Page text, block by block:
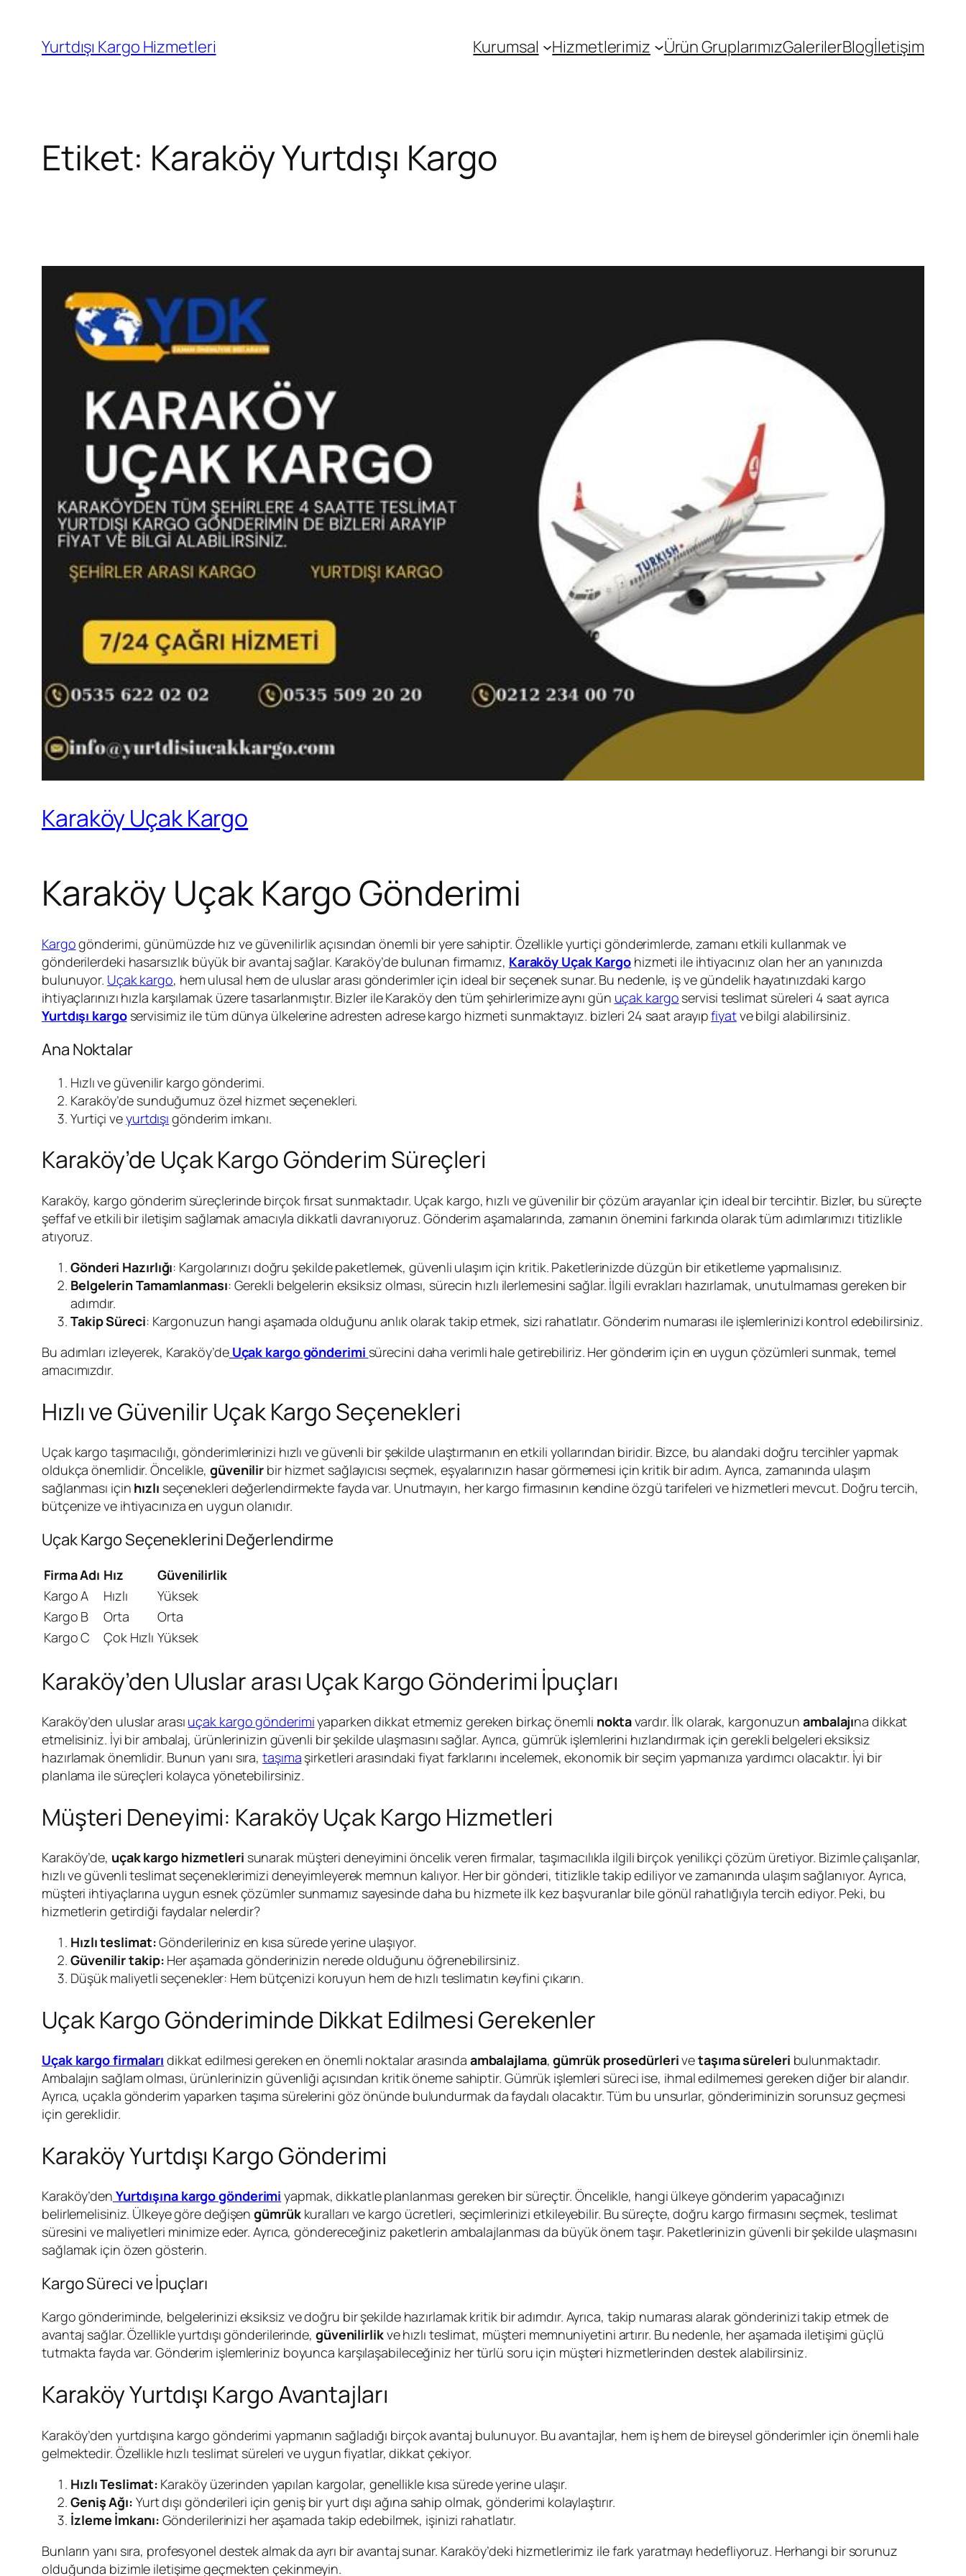
Yurtdışı Kargo Hizmetleri Kurumsal Hizmetlerimiz Ürün GruplarımızGalerilerBlogİletişim
Etiket: Karaköy Yurtdışı Kargo
Karaköy Uçak Kargo
Karaköy Uçak Kargo Gönderimi
Kargogönderimi, günümüzde hız ve güvenilirlik açısından önemli bir yere sahiptir. Özellikle yurtiçi gönderimlerde, zamanı etkili kullanmak ve
gönderilerdeki hasarsızlık büyük bir avantaj sağlar. Karaköy’de bulunan firmamız, Karaköy Uçak Kargo hizmeti ile ihtiyacınız olan her an yanınızda
bulunuyor. Uçak kargo, hem ulusal hem de uluslar arası gönderimler için ideal bir seçenek sunar. Bu nedenle, iş ve gündelik hayatınızdaki kargo
ihtiyaçlarınızı hızla karşılamak üzere tasarlanmıştır. Bizler ile Karaköy den tüm şehirlerimize aynı gün uçak kargo servisi teslimat süreleri 4 saat ayrıca
Yurtdışı kargoservisimiz ile tüm dünya ülkelerine adresten adrese kargo hizmeti sunmaktayız. bizleri 24 saat arayıpfiyatve bilgi alabilirsiniz.
Ana Noktalar
Hızlı ve güvenilir kargo gönderimi.
Karaköy’de sunduğumuz özel hizmet seçenekleri.
Yurtiçi veyurtdışı gönderim imkanı.
Karaköy’de Uçak Kargo Gönderim Süreçleri
Karaköy, kargo gönderim süreçlerinde birçok fırsat sunmaktadır. Uçak kargo, hızlı ve güvenilir bir çözüm arayanlar için ideal bir tercihtir. Bizler, bu süreçte
şeffaf ve etkili bir iletişim sağlamak amacıyla dikkatli davranıyoruz. Gönderim aşamalarında, zamanın önemini farkında olarak tüm adımlarımızı titizlikle
atıyoruz.
Gönderi Hazırlığı: Kargolarınızı doğru şekilde paketlemek, güvenli ulaşım için kritik. Paketlerinizde düzgün bir etiketleme yapmalısınız.
Belgelerin Tamamlanması: Gerekli belgelerin eksiksiz olması, sürecin hızlı ilerlemesini sağlar. İlgili evrakları hazırlamak, unutulmaması gereken bir
adımdır.
Takip Süreci: Kargonuzun hangi aşamada olduğunu anlık olarak takip etmek, sizi rahatlatır. Gönderim numarası ile işlemlerinizi kontrol edebilirsiniz.
Bu adımları izleyerek, Karaköy’deUçak kargo gönderimi sürecini daha verimli hale getirebiliriz. Her gönderim için en uygun çözümleri sunmak, temel
amacımızdır.
Hızlı ve Güvenilir Uçak Kargo Seçenekleri
Uçak kargo taşımacılığı, gönderimlerinizi hızlı ve güvenli bir şekilde ulaştırmanın en etkili yollarından biridir. Bizce, bu alandaki doğru tercihler yapmak
oldukça önemlidir. Öncelikle, güvenilir bir hizmet sağlayıcısı seçmek, eşyalarınızın hasar görmemesi için kritik bir adım. Ayrıca, zamanında ulaşım
sağlanması için hızlı seçenekleri değerlendirmekte fayda var. Unutmayın, her kargo firmasının kendine özgü tarifeleri ve hizmetleri mevcut. Doğru tercih,
bütçenize ve ihtiyacınıza en uygun olanıdır.
Uçak Kargo Seçeneklerini Değerlendirme
Firma Adı Hız
Güvenilirlik
Kargo A
Hızlı
Yüksek
Kargo B
Orta
Orta
Kargo C
Çok Hızlı Yüksek
Karaköy’den Uluslar arası Uçak Kargo Gönderimi İpuçları
Karaköy’den uluslar arası uçak kargo gönderimiyaparken dikkat etmemiz gereken birkaç önemli noktavardır. İlk olarak, kargonuzunambalajına dikkat
etmelisiniz. İyi bir ambalaj, ürünlerinizin güvenli bir şekilde ulaşmasını sağlar. Ayrıca, gümrük işlemlerini hızlandırmak için gerekli belgeleri eksiksiz
hazırlamak önemlidir. Bunun yanı sıra,taşıma şirketleri arasındaki fiyat farklarını incelemek, ekonomik bir seçim yapmanıza yardımcı olacaktır. İyi bir
planlama ile süreçleri kolayca yönetebilirsiniz.
Müşteri Deneyimi: Karaköy Uçak Kargo Hizmetleri
Karaköy’de, uçak kargo hizmetleri sunarak müşteri deneyimini öncelik veren firmalar, taşımacılıkla ilgili birçok yenilikçi çözüm üretiyor. Bizimle çalışanlar,
hızlı ve güvenli teslimat seçeneklerimizi deneyimleyerek memnun kalıyor. Her bir gönderi, titizlikle takip ediliyor ve zamanında ulaşım sağlanıyor. Ayrıca,
müşteri ihtiyaçlarına uygun esnek çözümler sunmamız sayesinde daha bu hizmete ilk kez başvuranlar bile gönül rahatlığıyla tercih ediyor. Peki, bu
hizmetlerin getirdiği faydalar nelerdir?
Hızlı teslimat:Gönderileriniz en kısa sürede yerine ulaşıyor.
Güvenilir takip: Her aşamada gönderinizin nerede olduğunu öğrenebilirsiniz.
Düşük maliyetli seçenekler: Hem bütçenizi koruyun hem de hızlı teslimatın keyfini çıkarın.
Uçak Kargo Gönderiminde Dikkat Edilmesi Gerekenler
Uçak kargo firmaları dikkat edilmesi gereken en önemli noktalar arasında ambalajlama,gümrük prosedürlerivetaşıma süreleri bulunmaktadır.
Ambalajın sağlam olması, ürünlerinizin güvenliği açısından kritik öneme sahiptir. Gümrük işlemleri süreci ise, ihmal edilmemesi gereken diğer bir alandır.
Ayrıca, uçakla gönderim yaparken taşıma sürelerini göz önünde bulundurmak da faydalı olacaktır. Tüm bu unsurlar, gönderiminizin sorunsuz geçmesi
için gereklidir.
Karaköy Yurtdışı Kargo Gönderimi
Karaköy’den Yurtdışına kargo gönderimi yapmak, dikkatle planlanması gereken bir süreçtir. Öncelikle, hangi ülkeye gönderim yapacağınızı
belirlemelisiniz. Ülkeye göre değişengümrükkuralları ve kargo ücretleri, seçimlerinizi etkileyebilir. Bu süreçte, doğru kargo firmasını seçmek, teslimat
süresini ve maliyetleri minimize eder. Ayrıca, göndereceğiniz paketlerin ambalajlanması da büyük önem taşır. Paketlerinizin güvenli bir şekilde ulaşmasını
sağlamak için özen gösterin.
Kargo Süreci ve İpuçları
Kargo gönderiminde, belgelerinizi eksiksiz ve doğru bir şekilde hazırlamak kritik bir adımdır. Ayrıca, takip numarası alarak gönderinizi takip etmek de
avantaj sağlar. Özellikle yurtdışı gönderilerinde, güvenilirlikve hızlı teslimat, müşteri memnuniyetini artırır. Bu nedenle, her aşamada iletişimi güçlü
tutmakta fayda var. Gönderim işlemleriniz boyunca karşılaşabileceğiniz her türlü soru için müşteri hizmetlerinden destek alabilirsiniz.
Karaköy Yurtdışı Kargo Avantajları
Karaköy’den yurtdışına kargo gönderimi yapmanın sağladığı birçok avantaj bulunuyor. Bu avantajlar, hem iş hem de bireysel gönderimler için önemli hale
gelmektedir. Özellikle hızlı teslimat süreleri ve uygun fiyatlar, dikkat çekiyor.
Hızlı Teslimat: Karaköy üzerinden yapılan kargolar, genellikle kısa sürede yerine ulaşır.
Geniş Ağı: Yurt dışı gönderileri için geniş bir yurt dışı ağına sahip olmak, gönderimi kolaylaştırır.
İzleme İmkanı: Gönderilerinizi her aşamada takip edebilmek, işinizi rahatlatır.
Bunların yanı sıra, profesyonel destek almak da ayrı bir avantaj sunar. Karaköy’deki hizmetlerimiz ile fark yaratmayı hedefliyoruz. Herhangi bir sorunuz
olduğunda bizimle iletişime geçmekten çekinmeyin.